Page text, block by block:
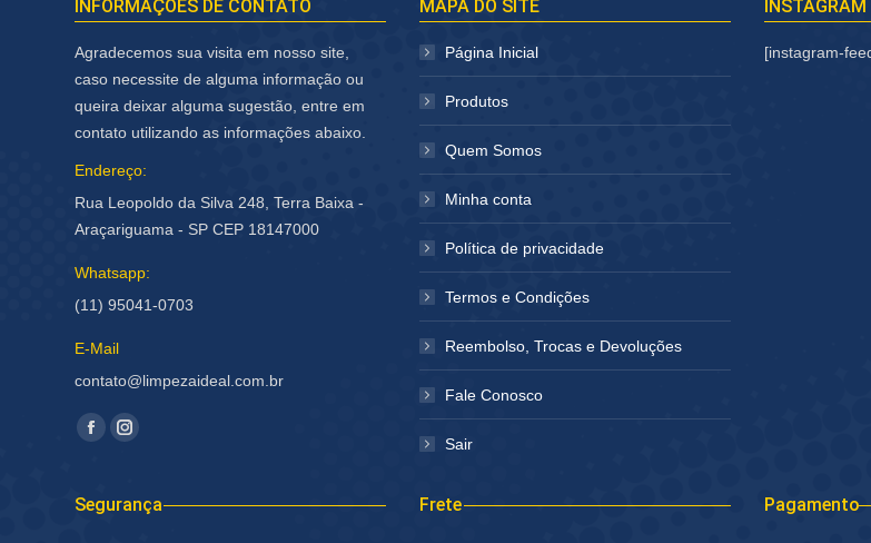
INFORMAÇÕES DE CONTATO
Agradecemos sua visita em nosso site,
caso necessite de alguma informação ou
queira deixar alguma sugestão, entre em
contato utilizando as informações abaixo.
Endereço:
Rua Leopoldo da Silva 248, Terra Baixa -
Araçariguama - SP CEP 18147000
Whatsapp:
(11) 95041-0703
E-Mail
contato@limpezaideal.com.br
Encontre-nos em:
Facebook
abre
Instagram
abre
MAPA DO SITE
Página Inicial
Produtos
Quem Somos
Minha conta
Política de privacidade
Termos e Condições
Reembolso, Trocas e Devoluções
Fale Conosco
Sair
INSTAGRAM
[instagram-
Segurança Frete Pagamento